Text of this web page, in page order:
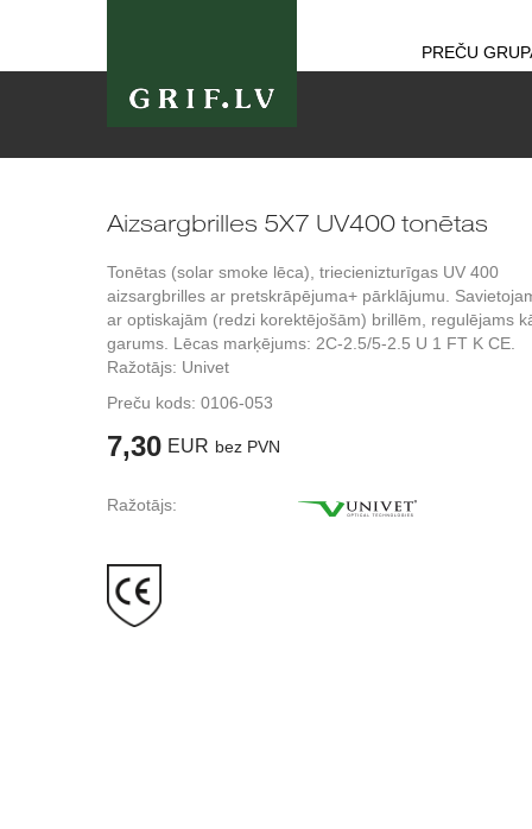
PREČU
Aizsargbrilles 5X7 UV400 tonētas
Tonētas (solar smoke lēca), triecienizturīgas UV 400
aizsargbrilles ar pretskrāpējuma+ pārklājumu.
ar optiskajām (redzi korektējošām) brillēm, regulējams
garums. Lēcas marķējums: 2C-2.5/5-2.5 U 1 FT K CE.
Ražotājs: Univet
Preču kods: 0106-053
7,30 EUR bez PVN
Ražotājs: